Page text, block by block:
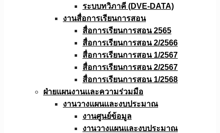
ระบบทวิภาคี (DVE-DATA)
งานสื่อการเรียนการสอน
สื่อการเรียนการสอน 2565
สื่อการเรียนการสอน 2/2566
สื่อการเรียนการสอน 1/2567
สื่อการเรียนการสอน 2/2567
สื่อการเรียนการสอน 1/2568
ฝ่ายแผนงานเเละความร่วมมือ
งานวางแผนเเละงบประมาณ
งานศูนย์ข้อมูล
งานวางแผนและงบประมาณ